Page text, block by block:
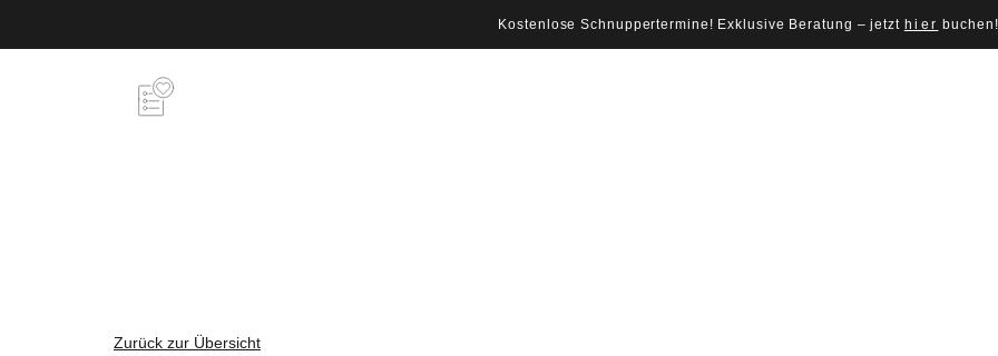
Kostenlose Schnuppertermine! Exklusive Beratung – jetzt hier buchen!
Zurück zur Übersicht